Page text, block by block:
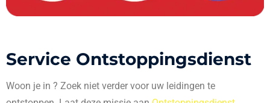
Service Ontstoppingsdienst
Woon je in ? Zoek niet verder voor uw leidingen te